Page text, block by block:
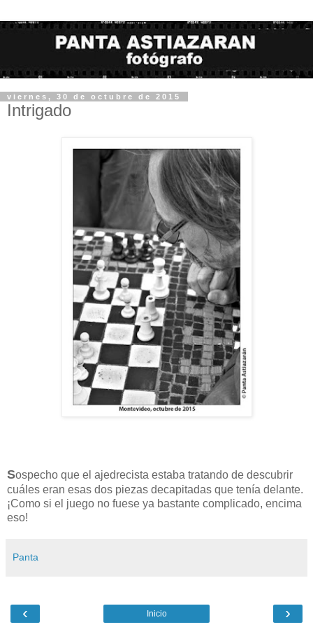
viernes, 30 de octubre de 2015
Intrigado
Sospecho que el ajedrecista estaba tratando de descubrir
cuáles eran esas dos piezas decapitadas que tenía delante.
¡Como si el juego no fuese ya bastante complicado, encima
eso!
Panta
‹ ›
Inicio